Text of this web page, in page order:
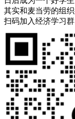
其实和麦当劳的组
扫码加入经济学习群